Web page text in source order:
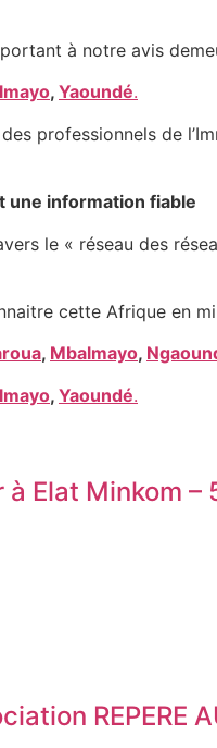
à notre avis
, Yaoundé.
professionnels de
une information fiable
le « réseau des
cette Afrique en
, Mbalmayo,
, Yaoundé.
Elat Minkom –
REPERE